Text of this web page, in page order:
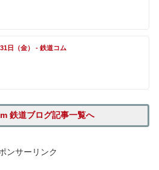
日（金） - 鉄道コム
鉄道ブログ記事一覧へ
ンサーリンク